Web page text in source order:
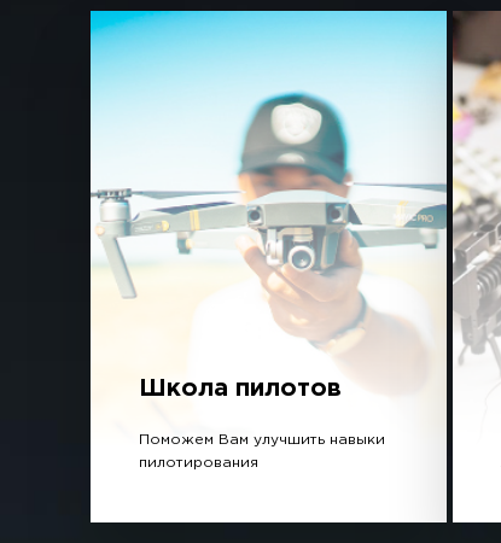
Школа пилотов
Поможем Вам улучшить навыки
пилотирования